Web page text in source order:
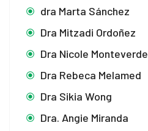
dra Marta Sánchez
Dra Mitzadi Ordoñez
Dra Nicole Monteverde
Dra Rebeca Melamed
Dra Sikia Wong
Dra. Angie Miranda